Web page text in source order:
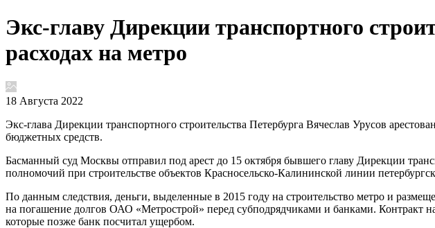
Экс-главу Дирекции транспортного
расходах на метро
18 Августа 2022
Экс-глава Дирекции транспортного строительства Петербурга Вячеслав Урусов
бюджетных средств.
Басманный суд Москвы отправил под арест до 15 октября бывшего главу Дирекции
полномочий при строительстве объектов Красносельско-Калининской линии
По данным следствия, деньги, выделенные в 2015 году на строительство метро и
на погашение долгов ОАО «Метрострой» перед субподрядчиками и банками. Контракт
которые позже банк посчитал ущербом.